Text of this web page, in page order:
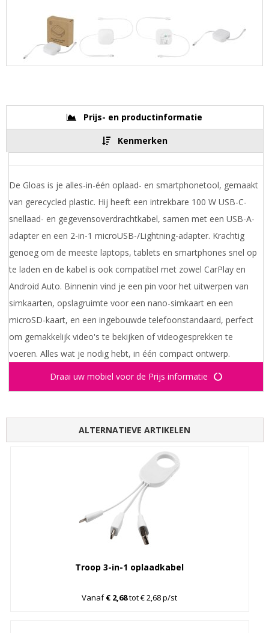
Prijs- en productinformatie
Kenmerken
De Gloas is je alles-in-één oplaad- en smartphonetool, gemaakt
van gerecycled plastic. Hij heeft een intrekbare 100 W USB-C-
snellaad- en gegevensoverdrachtkabel, samen met een USB-A-
adapter en een 2-in-1 microUSB-/Lightning-adapter. Krachtig
genoeg om de meeste laptops, tablets en smartphones snel op
te laden en de kabel is ook compatibel met zowel CarPlay en
Android Auto. Binnenin vind je een pin voor het uitwerpen van
simkaarten, opslagruimte voor een nano-simkaart en een
microSD-kaart, en een ingebouwde telefoonstandaard, perfect
om gemakkelijk video's te bekijken of videogesprekken te
voeren. Alles wat je nodig hebt, in één compact ontwerp.
Draai uw mobiel voor de Prijs informatie
ALTERNATIEVE ARTIKELEN
Troop 3-in-1 oplaadkabel
Vanaf€ 2,68tot € 2,68 p/st